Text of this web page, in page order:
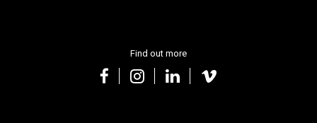
Find out more
facebookinstagramlinkedin